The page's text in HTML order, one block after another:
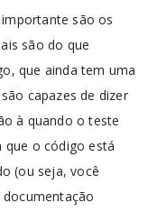
são os
são do que
que ainda tem uma
capazes de dizer
à quando o teste
que o código está
(ou seja, você